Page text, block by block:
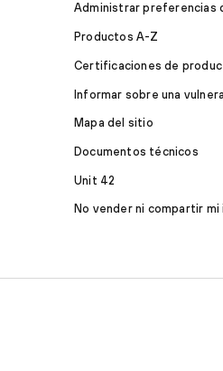
Administrar preferencias
Productos A-Z
Certificaciones de
Informar sobre una
Mapa del sitio
Documentos técnicos
Unit 42
No vender ni compartir